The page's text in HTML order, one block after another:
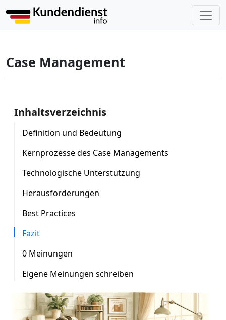
Case Management
Inhaltsverzeichnis
Definition und Bedeutung
Kernprozesse des Case Managements
Technologische Unterstützung
Herausforderungen
Best Practices
Fazit
0 Meinungen
Eigene Meinungen schreiben